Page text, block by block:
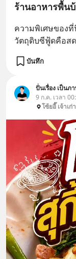
ร้านอาหารพื้น
ความรู้สึกเห
ความพิเศษของ
วัตถุดิบซีฟู้ดคือส
บันทึก
ปั่นเรื่อง เป็นภ
9 ก.ค. เวลา
โซ้ยอี๊ เจ้าเ